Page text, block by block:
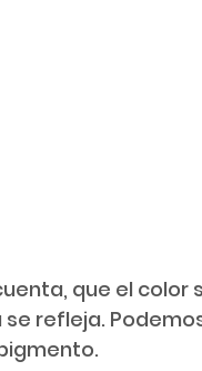
que el color
refleja.